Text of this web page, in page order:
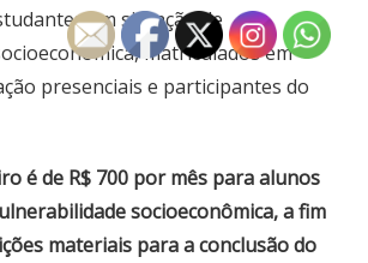
em situação de
matriculados em
presenciais e participantes do
é de R$ 700 por mês para alunos
socioeconômica, a fim
materiais para a conclusão do